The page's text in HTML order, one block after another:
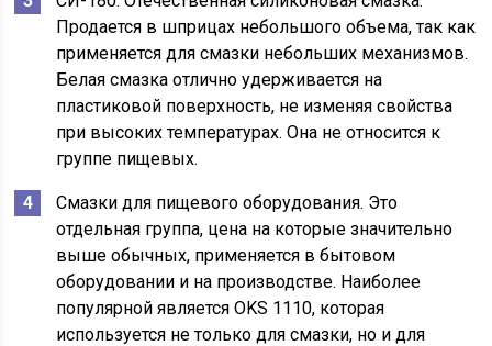
Продается в шприцах небольшого объема, так как
применяется для смазки небольших механизмов.
Белая смазка отлично удерживается на
пластиковой поверхность, не изменяя свойства
при высоких температурах. Она не относится к
группе пищевых.
Смазки для пищевого оборудования. Это
отдельная группа, цена на которые значительно
выше обычных, применяется в бытовом
оборудовании и на производстве. Наиболее
популярной является OKS 1110, которая
используется не только для смазки, но и для